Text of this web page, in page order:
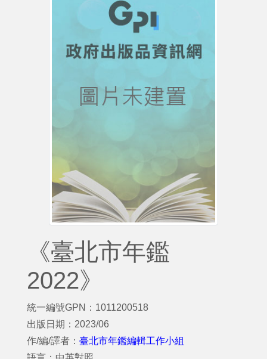
《臺北市年鑑
2022》
統一編號GPN：1011200518
出版日期：2023/06
作/編/譯者： 臺北市年鑑編輯工作小組